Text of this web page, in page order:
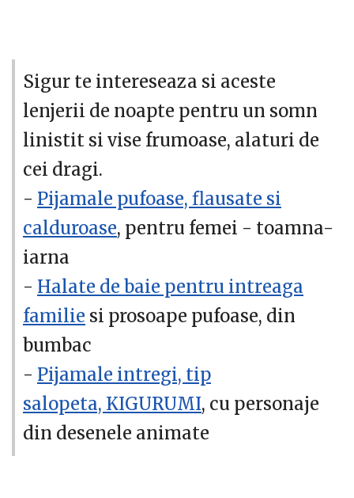
Sigur te intereseaza si aceste
lenjerii de noapte pentru un somn
linistit si vise frumoase, alaturi de
cei dragi.
- Pijamale pufoase, flausate si
calduroase, pentru femei - toamna-
iarna
- Halate de baie pentru intreaga
familie si prosoape pufoase, din
bumbac
- Pijamale intregi, tip
salopeta, KIGURUMI, cu personaje
din desenele animate